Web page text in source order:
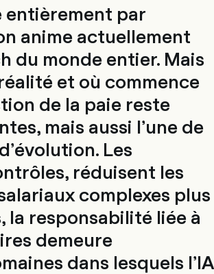
entièrement par
anime actuellement
du monde entier. Mais
et où commence
de la paie reste
mais aussi l’une de
Les
réduisent les
complexes plus
la responsabilité liée à
demeure
dans lesquels l’IA